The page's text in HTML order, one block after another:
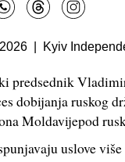
| Kyiv
predsednik
dobijanja ruskog
Moldavijepod
uslove